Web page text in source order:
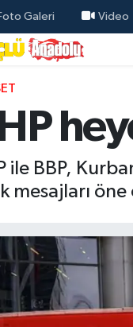
Galeri Video
ile BBP,
mesajları öne